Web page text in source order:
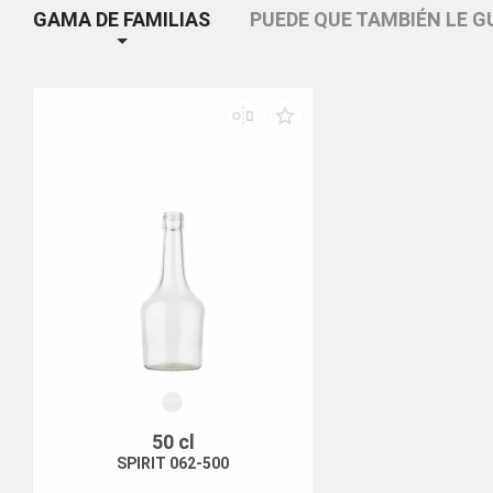
GAMA DE FAMILIAS PUEDE QUE TAMBIÉN LE
50 cl
SPIRIT 062-500